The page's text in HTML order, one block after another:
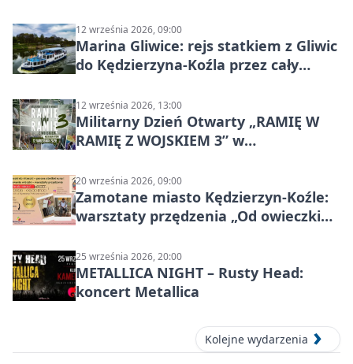
12 września 2026, 09:00
Marina Gliwice: rejs statkiem z Gliwic
do Kędzierzyna-Koźla przez cały
12 września 2026, 13:00
Militarny Dzień Otwarty „RAMIĘ W
RAMIĘ Z WOJSKIEM 3” w
20 września 2026, 09:00
Zamotane miasto Kędzierzyn-Koźle:
warsztaty przędzenia „Od owieczki
25 września 2026, 20:00
METALLICA NIGHT – Rusty Head:
koncert Metallica
Kolejne wydarzenia